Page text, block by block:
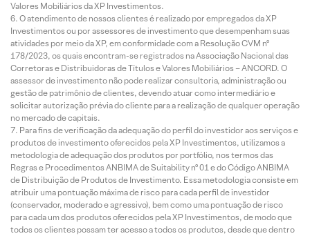
Valores Mobiliários da XP Investimentos.
O atendimento de nossos clientes é realizado por empregados da XP
Investimentos ou por assessores de investimento que desempenham suas
atividades por meio da XP, em conformidade com a Resolução CVM nº
178/2023, os quais encontram-se registrados na Associação Nacional das
Corretoras e Distribuidoras de Títulos e Valores Mobiliários – ANCORD. O
assessor de investimento não pode realizar consultoria, administração ou
gestão de patrimônio de clientes, devendo atuar como intermediário e
solicitar autorização prévia do cliente para a realização de qualquer operação
no mercado de capitais.
Para fins de verificação da adequação do perfil do investidor aos serviços e
produtos de investimento oferecidos pela XP Investimentos, utilizamos a
metodologia de adequação dos produtos por portfólio, nos termos das
Regras e Procedimentos ANBIMA de Suitability nº 01 e do Código ANBIMA
de Distribuição de Produtos de Investimento. Essa metodologia consiste em
atribuir uma pontuação máxima de risco para cada perfil de investidor
(conservador, moderado e agressivo), bem como uma pontuação de risco
para cada um dos produtos oferecidos pela XP Investimentos, de modo que
todos os clientes possam ter acesso a todos os produtos, desde que dentro